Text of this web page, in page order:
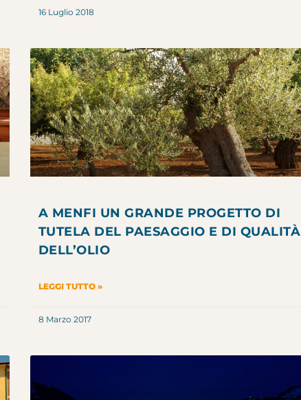
16 Luglio 2018
A MENFI UN GRANDE PROGETTO DI
TUTELA DEL PAESAGGIO E DI QUALITÀ
DELL’OLIO
LEGGI TUTTO »
8 Marzo 2017